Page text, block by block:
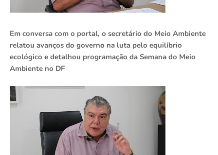
Em conversa com o portal, o secretário do Meio Ambiente
relatou avanços do governo na luta pelo equilíbrio
ecológico e detalhou programação da Semana do Meio
Ambiente no DF